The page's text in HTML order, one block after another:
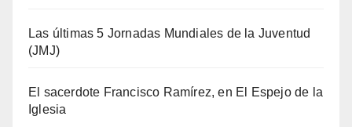
Las últimas 5 Jornadas Mundiales de la Juventud
(JMJ)
El sacerdote Francisco Ramírez, en El Espejo de la
Iglesia